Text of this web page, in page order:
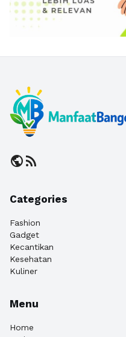
publicrss_feed
Categories
Fashion
Gadget
Kecantikan
Kesehatan
Kuliner
Menu
Home